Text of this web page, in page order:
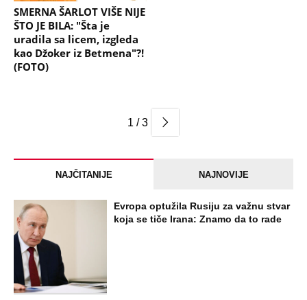
SMERNA ŠARLOT VIŠE NIJE
ŠTO JE BILA: "Šta je
uradila sa licem, izgleda
kao Džoker iz Betmena"?!
(FOTO)
1 / 3
NAJČITANIJE NAJNOVIJE
Evropa optužila Rusiju za važnu stvar
koja se tiče Irana: Znamo da to rade